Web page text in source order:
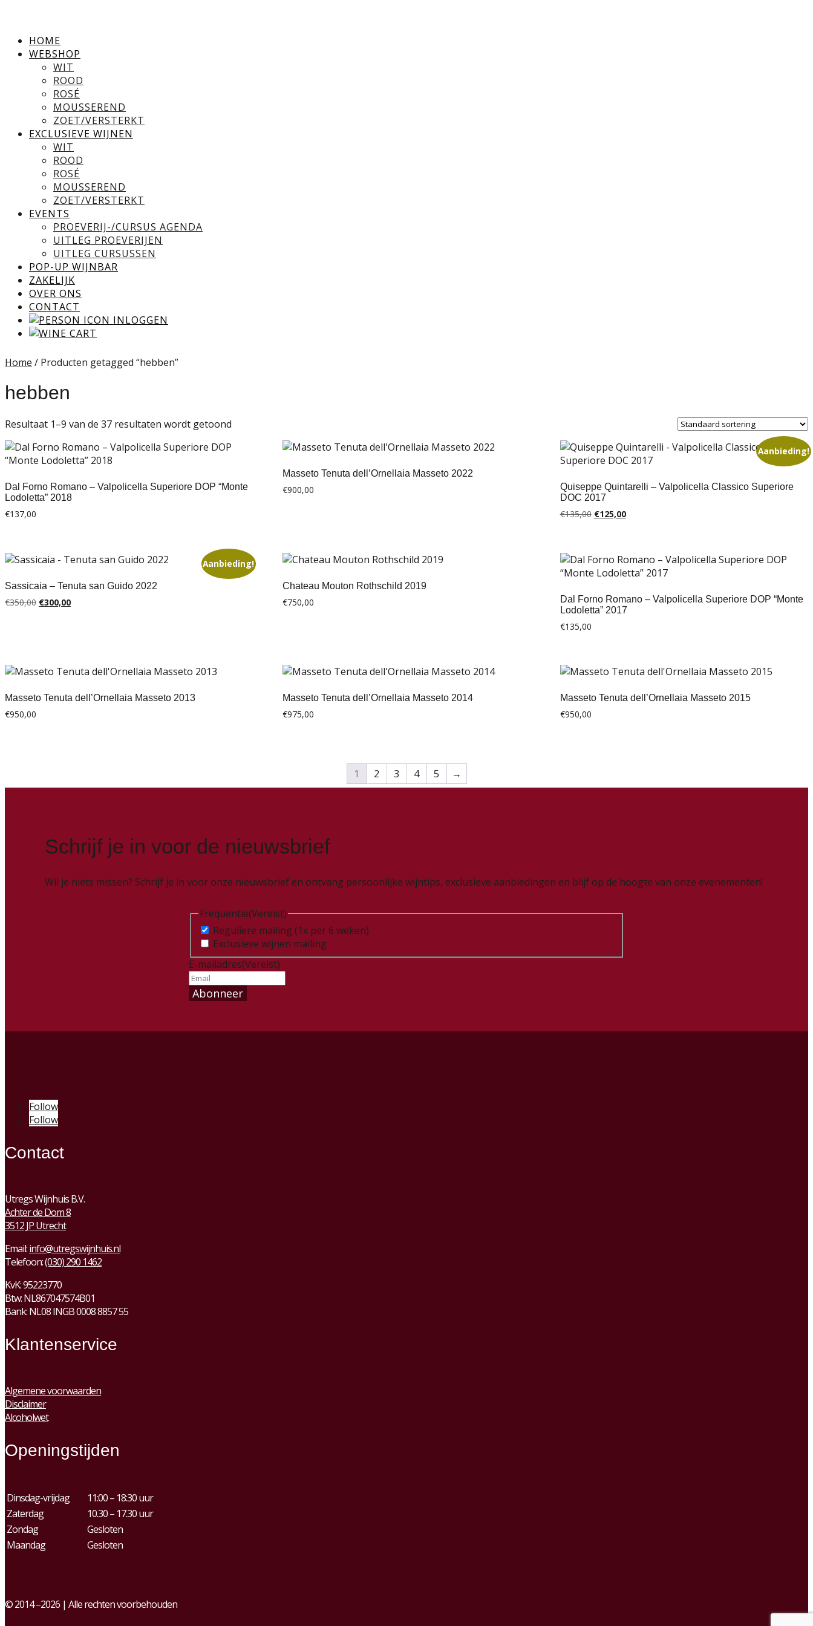
HOME
WEBSHOP
WIT
ROOD
ROSÉ
MOUSSEREND
ZOET/VERSTERKT
EXCLUSIEVE WIJNEN
WIT
ROOD
ROSÉ
MOUSSEREND
ZOET/VERSTERKT
EVENTS
PROEVERIJ-/CURSUS AGENDA
UITLEG PROEVERIJEN
UITLEG CURSUSSEN
POP-UP WIJNBAR
ZAKELIJK
OVER ONS
CONTACT
INLOGGEN
Home / Producten getagged “hebben”
hebben
Resultaat 1–9 van de 37 resultaten wordt getoond
Dal Forno Romano – Valpolicella Superiore DOP “Monte
Lodoletta” 2018
€137,00
Masseto Tenuta dell’Ornellaia Masseto 2022
€900,00
Aanbieding!
Quiseppe Quintarelli – Valpolicella Classico Superiore
DOC 2017
€135,00 Oorspronkelijke
€125,00Huidige
Aanbieding!
Sassicaia – Tenuta san Guido 2022
€350,00 Oorspronkelijke
€300,00Huidige
Chateau Mouton Rothschild 2019
€750,00
Dal Forno Romano – Valpolicella Superiore DOP “Monte
Lodoletta” 2017
€135,00
Masseto Tenuta dell’Ornellaia Masseto 2013
€950,00
Masseto Tenuta dell’Ornellaia Masseto 2014
€975,00
Masseto Tenuta dell’Ornellaia Masseto 2015
€950,00
1 2 3 4 5 →
Schrijf je in voor de nieuwsbrief
Wil je niets missen? Schrijf je in voor onze nieuwsbrief en ontvang persoonlijke wijntips, exclusieve aanbiedingen en blijf op de hoogte van onze evenementen!
Frequentie(Vereist)
Reguliere mailing (1x per 6 weken)
Exclusieve wijnen mailing
E-mailadres(Vereist)
Follow
Follow
Contact
Utregs Wijnhuis B.V.
Achter de Dom 8
3512 JP Utrecht
Email:info@utregswijnhuis.nl
Telefoon:(030) 290 1462
KvK:95223770
Btw:NL867047574B01
Bank: NL08 INGB 0008 8857 55
Klantenservice
Algemene voorwaarden
Disclaimer
Alcoholwet
Openingstijden
Dinsdag-vrijdag
11:00 – 18:30 uur
Zaterdag
10.30 – 17.30 uur
Zondag
Gesloten
Maandag
Gesloten
© 2014 –2026 | Alle rechten voorbehouden